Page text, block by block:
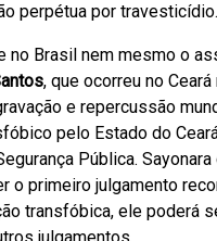
perpétua por travesticídio.
no Brasil nem mesmo o
, que ocorreu no
e repercussão
pelo Estado do
Pública.
o primeiro julgamento
transfóbica, ele poderá